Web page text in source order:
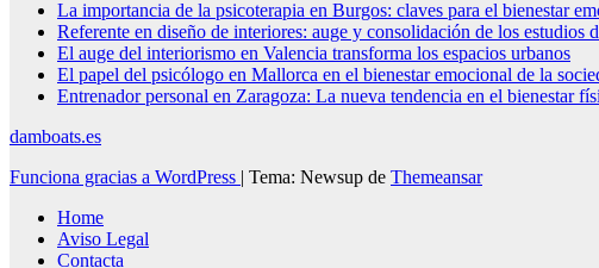
La importancia de la psicoterapia en Burgos: claves para el bienestar
Referente en diseño de interiores: auge y consolidación de los estudios
El auge del interiorismo en Valencia transforma los espacios urbanos
El papel del psicólogo en Mallorca en el bienestar emocional de la
Entrenador personal en Zaragoza: La nueva tendencia en el bienestar
damboats.es
Funciona gracias a WordPress | Tema: Newsup de Themeansar
Home
Aviso Legal
Contacta